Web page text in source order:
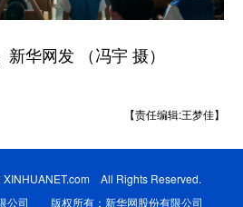
华网发 （冯宇 摄）
【责任编辑:王梦佳】
All Rights Reserved.
公司 版权所有：新华网股份有限公司